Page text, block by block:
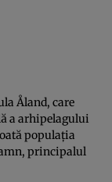
Åland, care
a arhipelagului
populaţia
principalul